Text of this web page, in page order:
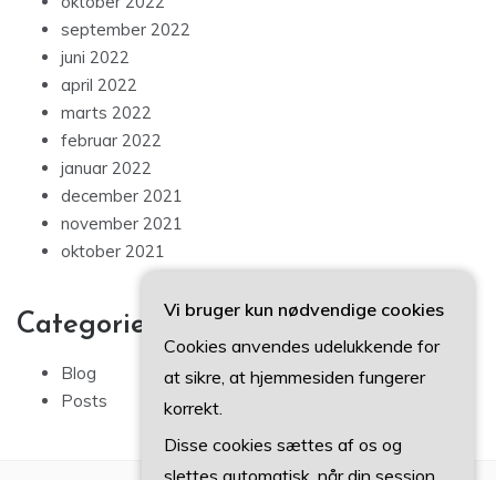
september 2022
juni 2022
april 2022
marts 2022
februar 2022
januar 2022
december 2021
november 2021
oktober 2021
Categories
Blog
Posts
Vi bruger kun nødvendige cookies
Cookies anvendes udelukkende for
at sikre, at hjemmesiden fungerer
korrekt.
Disse cookies sættes af os og
slettes automatisk, når din session